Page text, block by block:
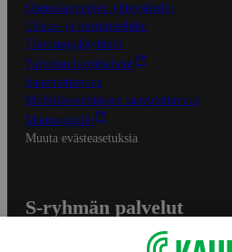
Osuuskauppojen yhteystiedot
Tilaus- ja toimitusehdot
Tietosuojakäytäntö
Palvelun käyttöehdot
Saavutettavuus
Mobiilisovelluksen saavutettavuus
Mainostajalle
Muuta evästeasetuksia
S-ryhmän palvelut